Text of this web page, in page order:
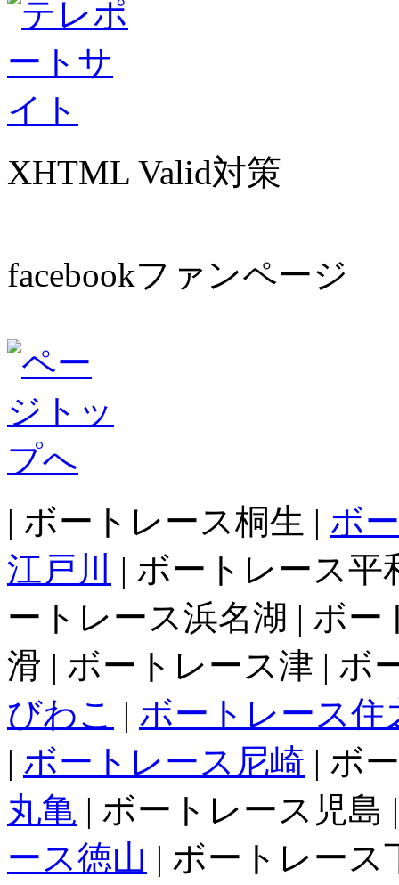
XHTML Valid対策
facebookファンページ
| ボートレース桐生 | ボ
江戸川
| ボートレース平
ートレース浜名湖 | ボ
滑 | ボートレース津 | ボ
びわこ | ボートレース住
| ボートレース尼崎 | ボ
丸亀 | ボートレース児島
ース徳山 | ボートレー